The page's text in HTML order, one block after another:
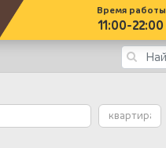
Время работы
11:00-22:00